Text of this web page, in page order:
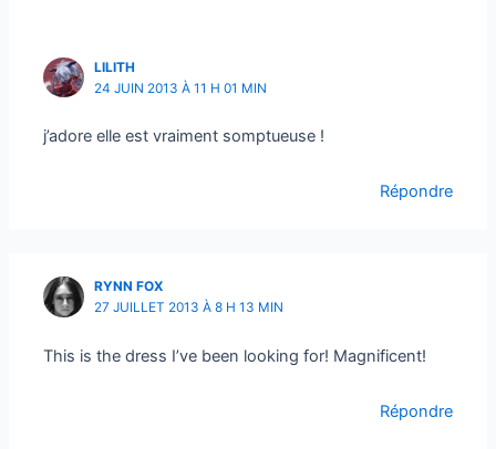
LILITH
24 JUIN 2013 À 11 H 01 MIN
j’adore elle est vraiment somptueuse !
Répondre
RYNN FOX
27 JUILLET 2013 À 8 H 13 MIN
This is the dress I’ve been looking for! Magnificent!
Répondre